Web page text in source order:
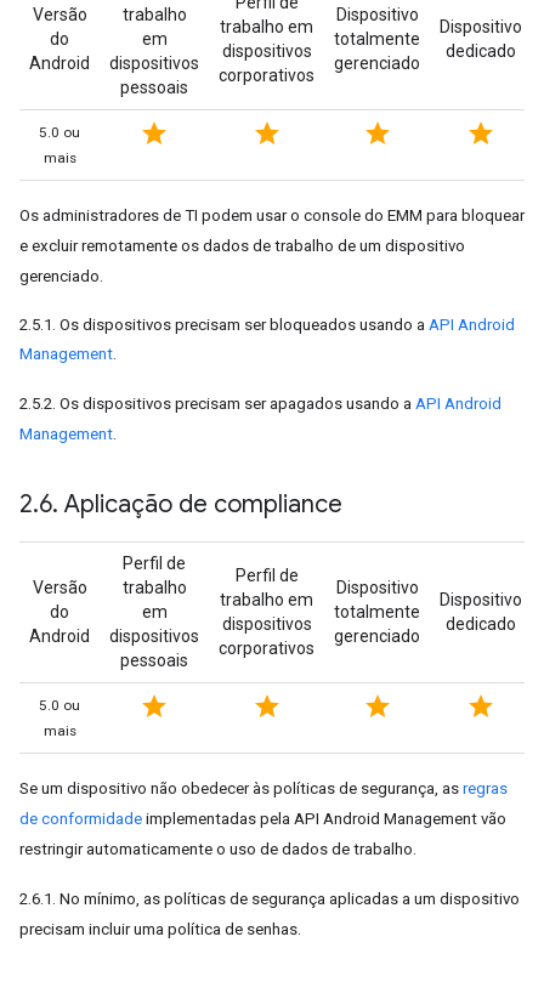
Versão
do
Android
trabalho
em
dispositivos
pessoais
trabalho em
dispositivos
corporativos
Dispositivo
totalmente
gerenciado
Dispositivo
dedicado
5.0 ou
mais
star star star star
Os administradores de TI podem usar o console do EMM para bloquear
e excluir remotamente os dados de trabalho de um dispositivo
gerenciado.
2.5.1. Os dispositivos precisam ser bloqueados usando a API Android
Management.
2.5.2. Os dispositivos precisam ser apagados usando a API Android
Management.
2.6. Aplicação de compliance
Versão
do
Android
Perfil de
trabalho
em
dispositivos
pessoais
Perfil de
trabalho em
dispositivos
corporativos
Dispositivo
totalmente
gerenciado
Dispositivo
dedicado
5.0 ou
mais
star star star star
Se um dispositivo não obedecer às políticas de segurança, as regras
de conformidade implementadas pela API Android Management vão
restringir automaticamente o uso de dados de trabalho.
2.6.1. No mínimo, as políticas de segurança aplicadas a um dispositivo
precisam incluir uma política de senhas.